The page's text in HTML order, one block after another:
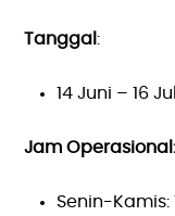
Tanggal:
14 Juni – 16
Jam
Senin-Kamis: